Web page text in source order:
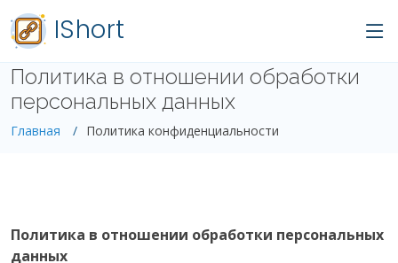
IShort
Политика в отношении обработки
персональных данных
Главная Политика конфиденциальности
Политика в отношении обработки персональных
данных